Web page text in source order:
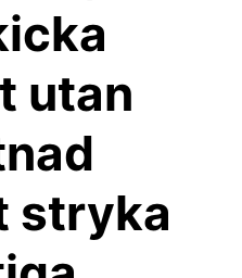
utan
stryka